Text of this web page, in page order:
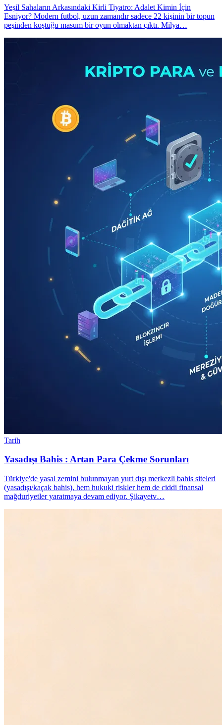
Yeşil Sahaların Arkasındaki Kirli Tiyatro: Adalet Kimin İçin
Esniyor? Modern futbol, uzun zamandır sadece 22 kişinin bir topun
peşinden koştuğu masum bir oyun olmaktan çıktı. Milya…
Tarih
Yasadışı Bahis : Artan Para Çekme Sorunları
Türkiye'de yasal zemini bulunmayan yurt dışı merkezli bahis siteleri
(yasadışı/kaçak bahis), hem hukuki riskler hem de ciddi finansal
mağduriyetler yaratmaya devam ediyor. Şikayetv…